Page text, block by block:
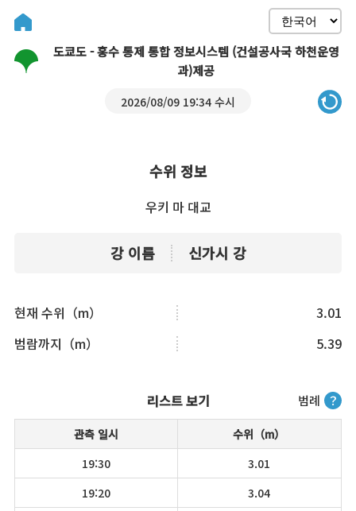
도쿄도 - 홍수 통제 통합 정보시스템 (건설공사국 하천운영
과)제공
2026/08/09 19:34 수시
수위 정보
우키 마 대교
강 이름 신가시 강
현재 수위（m）
3.01
범람까지（m）
5.39
범례 ？
리스트 보기
관측 일시
수위（m）
19:30
3.01
19:20
3.04